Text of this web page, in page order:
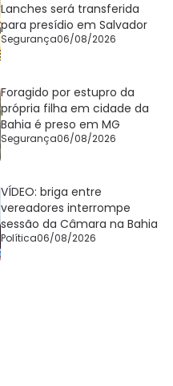
Lanches será transferida
para presídio em Salvador
Segurança06/08/2026
Foragido por estupro da
própria filha em cidade da
Bahia é preso em MG
Segurança06/08/2026
VÍDEO: briga entre
vereadores interrompe
sessão da Câmara na Bahia
Política06/08/2026